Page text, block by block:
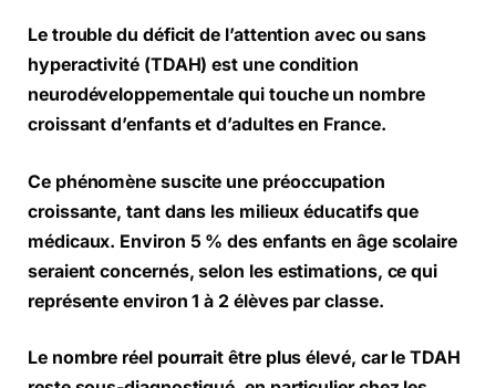
Le trouble du déficit de l’attention avec ou sans
hyperactivité (TDAH) est une condition
neurodéveloppementale qui touche un nombre
croissant d’enfants et d’adultes en France.
Ce phénomène suscite une préoccupation
croissante, tant dans les milieux éducatifs que
médicaux. Environ 5 % des enfants en âge scolaire
seraient concernés, selon les estimations, ce qui
représente environ 1 à 2 élèves par classe.
Le nombre réel pourrait être plus élevé, car le TDAH